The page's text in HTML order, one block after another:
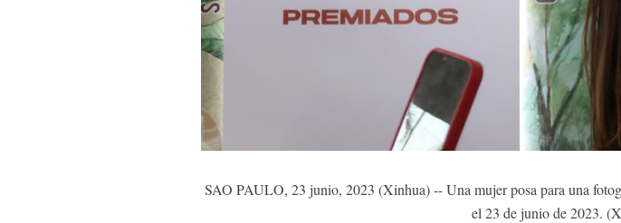
SAO PAULO, 23 junio, 2023 (Xinhua) -- Una mujer posa para una
el 23 de junio de 2023.